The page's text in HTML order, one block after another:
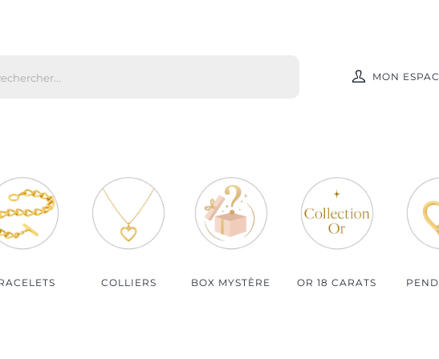
Bijoux Argent
Bijoux Plaqué Or
Bijoux Plaqué Or Rosé
Bijoux Homme
Bijoux Enfant
MON
COLLIERS BOX MYSTÈRE OR 18 CARATS